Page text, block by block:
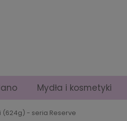
Mydła i kosmetyki
- seria Reserve